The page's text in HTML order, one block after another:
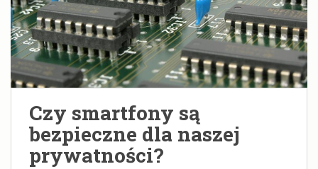
Czy smartfony są
bezpieczne dla naszej
prywatności?